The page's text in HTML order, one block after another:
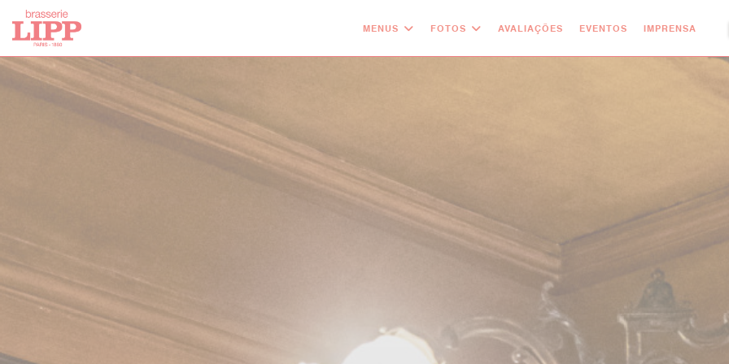
Painel de Gerenciamento de Cookies
MENUS FOTOS AVALIAÇÕES EVENTOS IMPRENSA